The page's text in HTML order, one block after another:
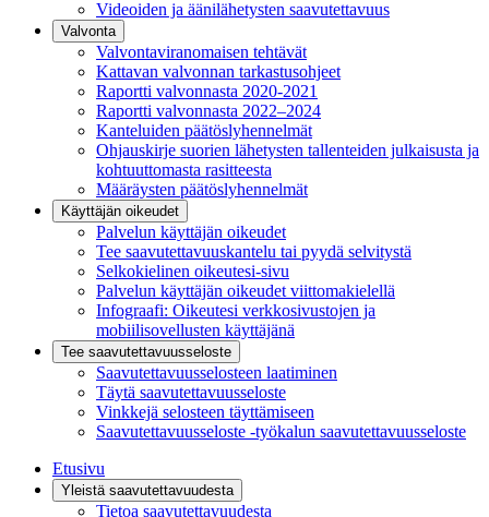
Videoiden ja äänilähetysten saavutettavuus
Valvonta
Valvontaviranomaisen tehtävät
Kattavan valvonnan tarkastusohjeet
Raportti valvonnasta 2020-2021
Raportti valvonnasta 2022–2024
Kanteluiden päätöslyhennelmät
Ohjauskirje suorien lähetysten tallenteiden julkaisusta ja
kohtuuttomasta rasitteesta
Määräysten päätöslyhennelmät
Käyttäjän oikeudet
Palvelun käyttäjän oikeudet
Tee saavutettavuuskantelu tai pyydä selvitystä
Selkokielinen oikeutesi-sivu
Palvelun käyttäjän oikeudet viittomakielellä
Infograafi: Oikeutesi verkkosivustojen ja
mobiilisovellusten käyttäjänä
Tee saavutettavuusseloste
Saavutettavuus­selosteen laatiminen
Täytä saavutettavuusseloste
Vinkkejä selosteen täyttämiseen
Saavutettavuusseloste -työkalun saavutettavuusseloste
Etusivu
Yleistä saavutettavuudesta
Tietoa saavutettavuudesta